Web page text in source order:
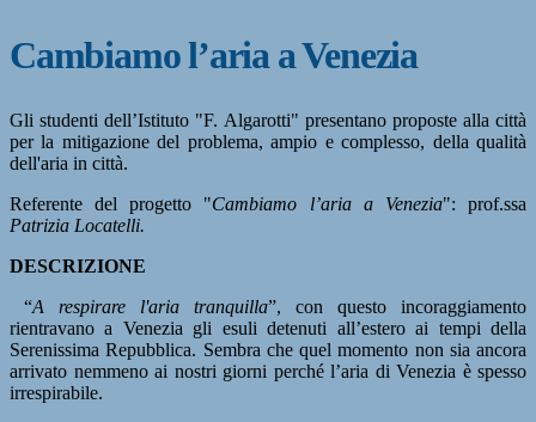
Cambiamo l’aria a Venezia
Gli studenti dell’Istituto "F. Algarotti" presentano proposte alla città
per la mitigazione del problema, ampio e complesso, della qualità
dell'aria in città.
Referente del progetto "Cambiamo l’aria a Venezia": prof.ssa
Patrizia Locatelli.
DESCRIZIONE
“A respirare l'aria tranquilla”, con questo incoraggiamento
rientravano a Venezia gli esuli detenuti all’estero ai tempi della
Serenissima Repubblica. Sembra che quel momento non sia ancora
arrivato nemmeno ai nostri giorni perché l’aria di Venezia è spesso
irrespirabile.